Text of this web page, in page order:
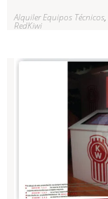
Alquiler Equipos Técnicos,
RedKiwi